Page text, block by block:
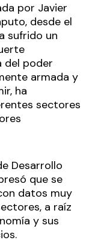
por Javier
desde el
sufrido un
del poder
armada y
ha
sectores
Desarrollo
que se
datos muy
a raíz
y sus